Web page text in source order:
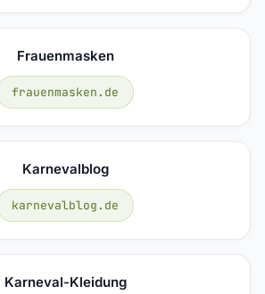
Frauenmasken
frauenmasken.de
Karnevalblog
karnevalblog.de
Karneval-Kleidung